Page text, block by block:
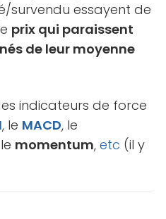
survendu essayent de
prix qui paraissent
de leur moyenne
indicateurs de force
, le MACD, le
momentum, etc (il y